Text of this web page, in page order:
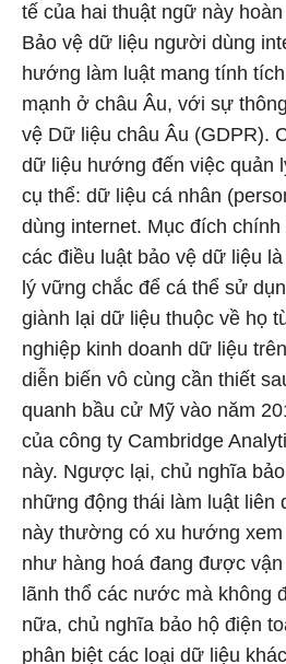
tế của hai thuật ngữ này
Bảo vệ dữ liệu người dùng
hướng làm luật mang tính
mạnh ở châu Âu, với sự
vệ Dữ liệu châu Âu (GDPR).
dữ liệu hướng đến việc quản
cụ thể: dữ liệu cá nhân
dùng internet. Mục đích
các điều luật bảo vệ dữ liệu
lý vững chắc để cá thể sử
giành lại dữ liệu thuộc về họ
nghiệp kinh doanh dữ liệu
diễn biến vô cùng cần thiết
quanh bầu cử Mỹ vào năm
của công ty Cambridge
này. Ngược lại, chủ nghĩa
những động thái làm luật liên
này thường có xu hướng
như hàng hoá đang được
lãnh thổ các nước mà không
nữa, chủ nghĩa bảo hộ điện
phân biệt các loại dữ liệu